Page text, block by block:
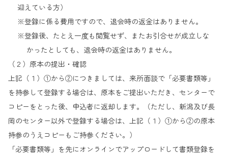
迎えている方）
※登録に係る費用ですので、退会時の返金はありません。
※登録後、たとえ一度も閲覧せず、またお引合せが成立しな
かったとしても、退会時の返金はありません。
（２）原本の提出・確認
上記（１）①から②につきましては、来所面談で「必要書類等」
を持参して登録する場合は、原本をご提出いただき、センターで
コピーをとった後、申込者に返却します。（ただし、新潟及び長
岡のセンター以外で登録する場合は、上記（１）①から②の原本
持参のうえコピーもご持参ください。）
「必要書類等」を先にオンラインでアップロードして書類登録を